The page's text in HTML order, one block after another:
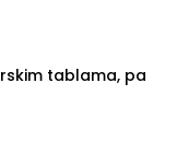
tablama, pa